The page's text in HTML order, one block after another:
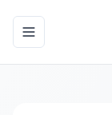
Toggle